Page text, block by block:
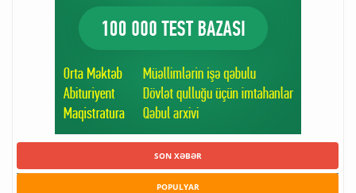
SON XƏBƏR
POPULYAR